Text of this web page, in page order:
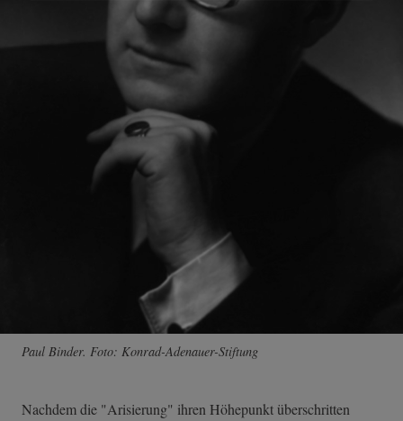
Paul Binder. Foto: Konrad-Adenauer-Stiftung
Nachdem die "Arisierung" ihren Höhepunkt überschritten